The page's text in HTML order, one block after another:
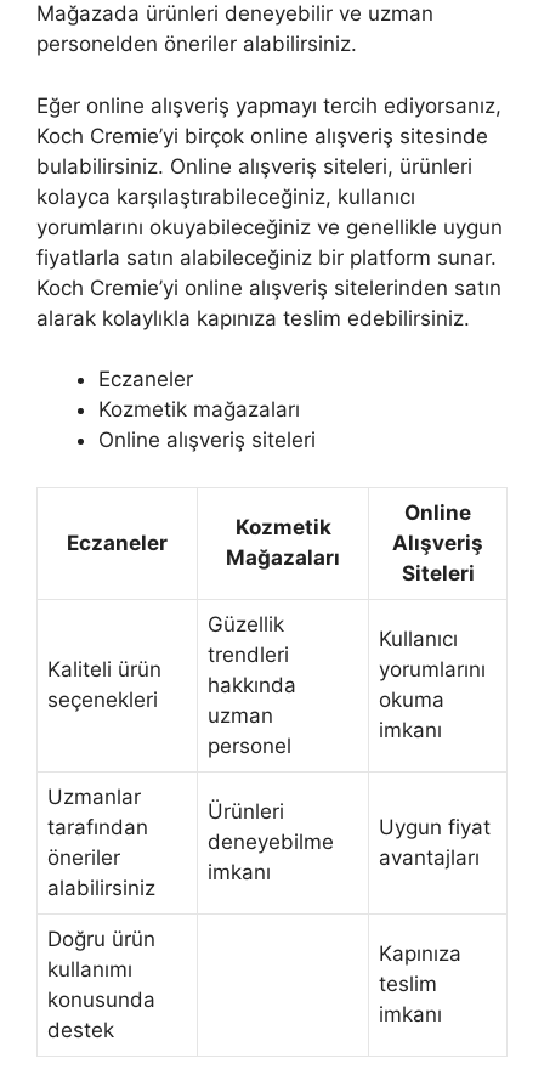
Mağazada ürünleri deneyebilir ve uzman
personelden öneriler alabilirsiniz.
Eğer online alışveriş yapmayı tercih ediyorsanız,
Koch Cremie’yi birçok online alışveriş sitesinde
bulabilirsiniz. Online alışveriş siteleri, ürünleri
kolayca karşılaştırabileceğiniz, kullanıcı
yorumlarını okuyabileceğiniz ve genellikle uygun
fiyatlarla satın alabileceğiniz bir platform sunar.
Koch Cremie’yi online alışveriş sitelerinden satın
alarak kolaylıkla kapınıza teslim edebilirsiniz.
Eczaneler
Kozmetik mağazaları
Online alışveriş siteleri
Eczaneler
Kozmetik
Mağazaları
Online
Alışveriş
Siteleri
Kaliteli ürün
seçenekleri
Güzellik
trendleri
hakkında
uzman
personel
Kullanıcı
yorumlarını
okuma
imkanı
Uzmanlar
tarafından
öneriler
alabilirsiniz
Ürünleri
deneyebilme
imkanı
Uygun fiyat
avantajları
Doğru ürün
kullanımı
konusunda
destek
Kapınıza
teslim
imkanı